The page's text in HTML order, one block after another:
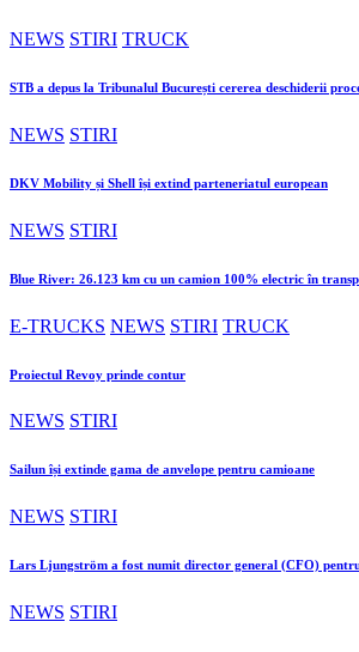
NEWS STIRI TRUCK
STB a depus la Tribunalul București cererea deschiderii
NEWS STIRI
DKV Mobility și Shell își extind parteneriatul european
NEWS STIRI
Blue River: 26.123 km cu un camion 100% electric în
E-TRUCKS NEWS STIRI TRUCK
Proiectul Revoy prinde contur
NEWS STIRI
Sailun își extinde gama de anvelope pentru camioane
NEWS STIRI
Lars Ljungström a fost numit director general (CFO)
NEWS STIRI